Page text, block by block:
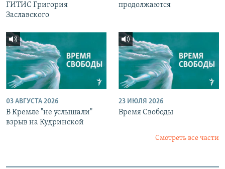
ГИТИС Григория
Заславского
продолжаются
03 АВГУСТА 2026
В Кремле "не услышали"
взрыв на Кудринской
23 ИЮЛЯ 2026
Время Свободы
Смотреть все части